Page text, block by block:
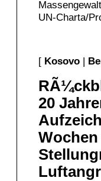
UN-Charta/
[ Kosovo |
20